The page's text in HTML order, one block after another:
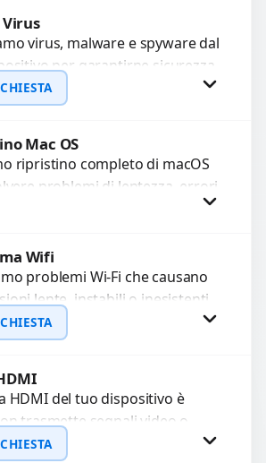
Richiedi Preventivo
WhatsApp
virus, malware e spyware dal
per garantirne sicurezza
ottimali. Eseguiamo una
approfondita e una...
Richiedi Preventivo
Mac OS
ripristino completo di macOS
problemi di lentezza, errori
o malfunzionamenti.
Procedi
Wifi
problemi Wi-Fi che causano
lente, instabili o inesistenti.
approfondita per identificare
o software.
Richiedi Preventivo
WhatsApp
HDMI del tuo dispositivo è
trasmette segnali video o
Ripariamo o sostituiamo porte